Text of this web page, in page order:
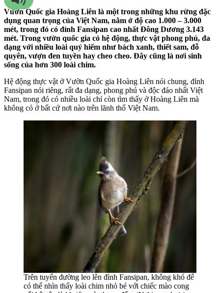
Vườn Quốc gia Hoàng Liên là một trong những khu rừng đặc
dụng quan trọng của Việt Nam, nằm ở độ cao 1.000 – 3.000
mét, trong đó có đỉnh Fansipan cao nhất Đông Dương 3.143
mét. Trong vườn quốc gia có hệ động, thực vật phong phú, đa
dạng với nhiều loài quý hiếm như bách xanh, thiết sam, đỗ
quyên, vượn đen tuyền hay cheo cheo. Đây cũng là nơi sinh
sống của hơn 300 loài chim.
Hệ động thực vật ở Vườn Quốc gia Hoàng Liên nói chung, đỉnh
Fansipan nói riêng, rất đa dạng, phong phú và độc đáo nhất Việt
Nam, trong đó có nhiều loài chỉ còn tìm thấy ở Hoàng Liên mà
không có ở bất cứ nơi nào trên lãnh thổ Việt Nam.
Trên tuyến đường leo lên đỉnh Fansipan, không khó để
có thể nhìn thấy loài chim nhỏ bé với chiếc mào cong